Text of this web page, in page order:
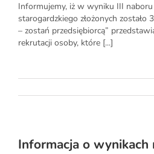
Informujemy, iż w wyniku III
starogardzkiego złożonych
– zostań przedsiębiorcą”
rekrutacji osoby, które [...]
Informacja o wynikach